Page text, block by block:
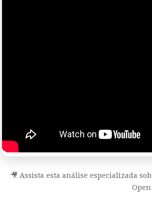
🎥 Assista esta análise especializada
Open